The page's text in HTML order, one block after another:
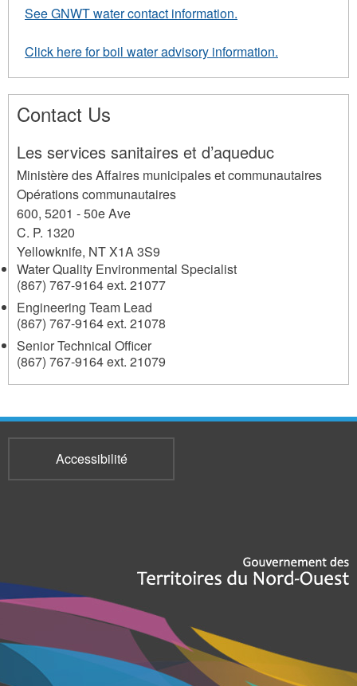
See GNWT water contact information.
Click here for boil water advisory information.
Contact Us
Les services sanitaires et d’aqueduc
Ministère des Affaires municipales et communautaires
Opérations communautaires
600, 5201 - 50e Ave
C. P. 1320
Yellowknife, NTX1A 3S9
Water Quality Environmental Specialist
(867) 767-9164 ext. 21077
Engineering Team Lead
(867) 767-9164 ext. 21078
Senior Technical Officer
(867) 767-9164 ext. 21079
Accessibilité